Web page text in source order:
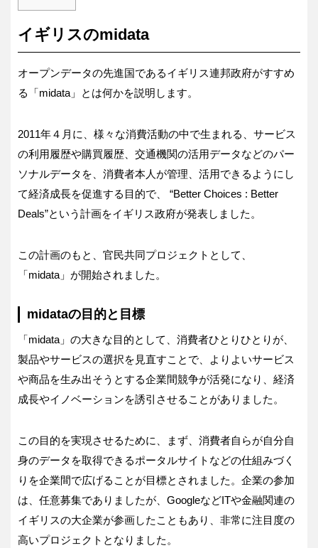
イギリスのmidata
オープンデータの先進国であるイギリス連邦政府がすすめ
る「midata」とは何かを説明します。
2011年４月に、様々な消費活動の中で生まれる、サービス
の利用履歴や購買履歴、交通機関の活用データなどのパー
ソナルデータを、消費者本人が管理、活用できるようにし
て経済成長を促進する目的で、 “Better Choices : Better
Deals”という計画をイギリス政府が発表しました。
この計画のもと、官民共同プロジェクトとして、
「midata」が開始されました。
midataの目的と目標
「midata」の大きな目的として、消費者ひとりひとりが、
製品やサービスの選択を見直すことで、よりよいサービス
や商品を生み出そうとする企業間競争が活発になり、経済
成長やイノベーションを誘引させることがありました。
この目的を実現させるために、まず、消費者自らが自分自
身のデータを取得できるポータルサイトなどの仕組みづく
りを企業間で広げることが目標とされました。企業の参加
は、任意募集でありましたが、GoogleなどITや金融関連の
イギリスの大企業が参画したこともあり、非常に注目度の
高いプロジェクトとなりました。